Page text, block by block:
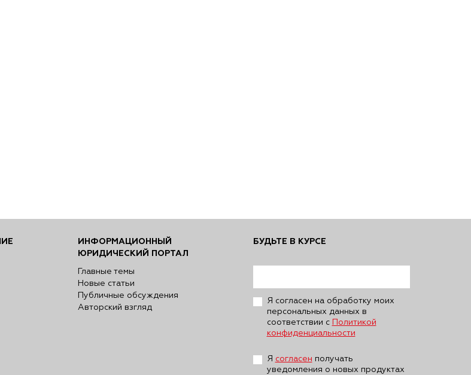
ИНФОРМАЦИОННЫЙ
ЮРИДИЧЕСКИЙ ПОРТАЛ
Главные темы
Новые статьи
Публичные обсуждения
Авторский взгляд
БУДЬТЕ В КУРСЕ
Я согласен на обработку моих
персональных данных в
соответствии с Политикой
конфиденциальности
Я согласен получать
уведомления о новых продуктах